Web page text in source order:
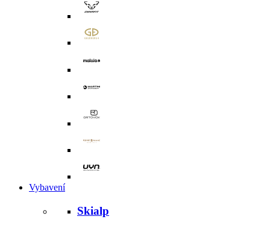
Vybavení
Skialp